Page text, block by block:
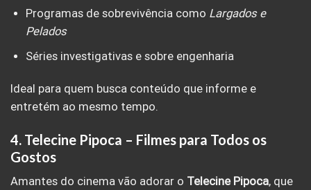
Programas de sobrevivência como Largados e
Pelados
Séries investigativas e sobre engenharia
Ideal para quem busca conteúdo que informe e
entretém ao mesmo tempo.
4. Telecine Pipoca – Filmes para Todos os
Gostos
Amantes do cinema vão adorar o Telecine Pipoca, que